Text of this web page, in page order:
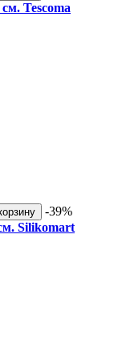
Tescoma
-39%
Silikomart